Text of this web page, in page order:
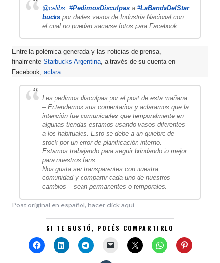
@celibs: #PedimosDisculpas a ‪#LaBandaDelStar
bucks por darles vasos de Industria Nacional con
el cual no puedan sacarse fotos para Facebook.
Entre la polémica generada y las noticias de prensa,
finalmenteStarbucks Argentina , a través de su cuenta en
Facebook, aclara:
Les pedimos disculpas por el post de esta mañana
– Entendemos sus comentarios y aclaramos que la
intención fue comunicarles que temporalmente en
algunas tiendas estamos usando vasos diferentes
a los habituales. Esto se debe a un quiebre de
stock por un error de planificación interno.
Estamos trabajando para seguir brindando lo mejor
para nuestros fans.
Nos gusta ser transparentes con nuestra
comunidad y compartir cada uno de nuestros
cambios – sean permanentes o temporales.
Post original en español, hacer click aqui
SI TE GUSTÓ, PODÉS COMPARTIRLO